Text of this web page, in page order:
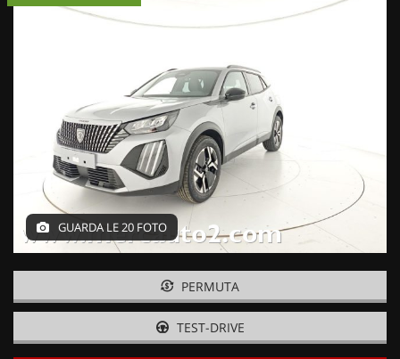
NOLEGGIO BREVE TERMINE
CONTATTI
GUARDA LE 20 FOTO
PERMUTA
TEST-DRIVE